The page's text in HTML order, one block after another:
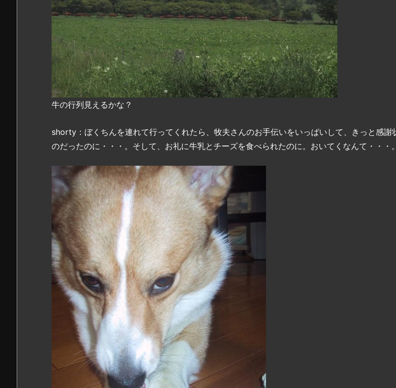
牛の行列見えるかな？
shorty：ぼくちんを連れて行ってくれたら、牧夫さんのお手伝いをいっぱいして、きっと感謝
のだったのに・・・。そして、お礼に牛乳とチーズを食べられたのに。おいてくなんて・・・。